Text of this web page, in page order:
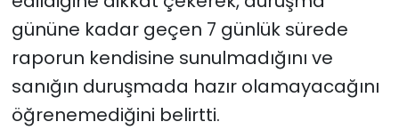
gününe kadar geçen 7 günlük sürede
raporun kendisine sunulmadığını ve
sanığın duruşmada hazır olamayacağını
öğrenemediğini belirtti.